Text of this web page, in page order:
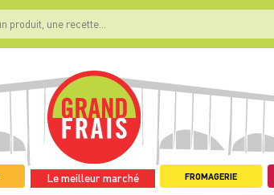
Le meilleur marché FROMAGERIE